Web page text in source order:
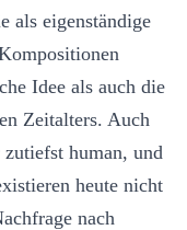
als eigenständige
Idee als auch die
Zeitalters. Auch
human, und
heute nicht
nach